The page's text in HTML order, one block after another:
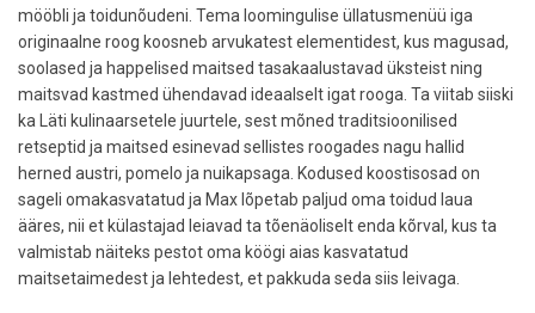
mööbli ja toidunõudeni. Tema loomingulise üllatusmenüü iga
originaalne roog koosneb arvukatest elementidest, kus magusad,
soolased ja happelised maitsed tasakaalustavad üksteist ning
maitsvad kastmed ühendavad ideaalselt igat rooga. Ta viitab siiski
ka Läti kulinaarsetele juurtele, sest mõned traditsioonilised
retseptid ja maitsed esinevad sellistes roogades nagu hallid
herned austri, pomelo ja nuikapsaga. Kodused koostisosad on
sageli omakasvatatud ja Max lõpetab paljud oma toidud laua
ääres, nii et külastajad leiavad ta tõenäoliselt enda kõrval, kus ta
valmistab näiteks pestot oma köögi aias kasvatatud
maitsetaimedest ja lehtedest, et pakkuda seda siis leivaga.